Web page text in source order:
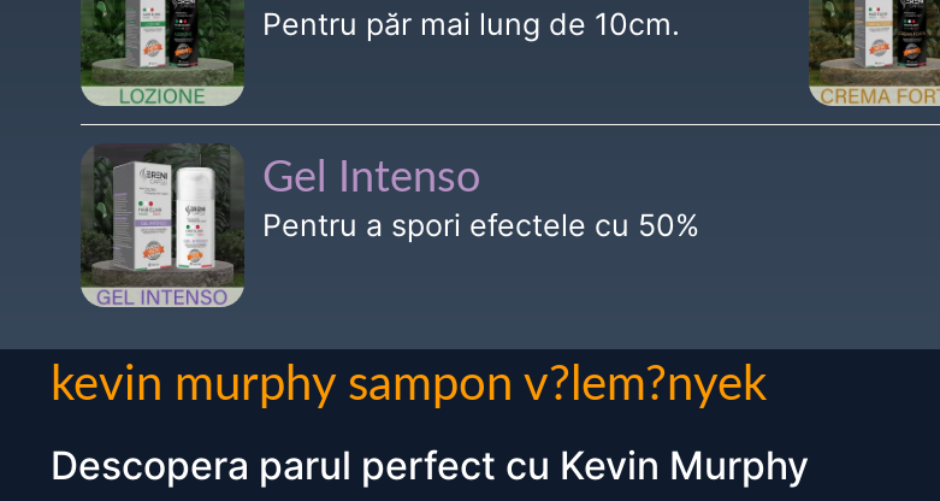
Pentru păr mai lung de 10cm.
Gel Intenso
Pentru a spori efectele cu 50%
kevin murphy sampon v?lem?nyek
Descopera parul perfect cu Kevin Murphy